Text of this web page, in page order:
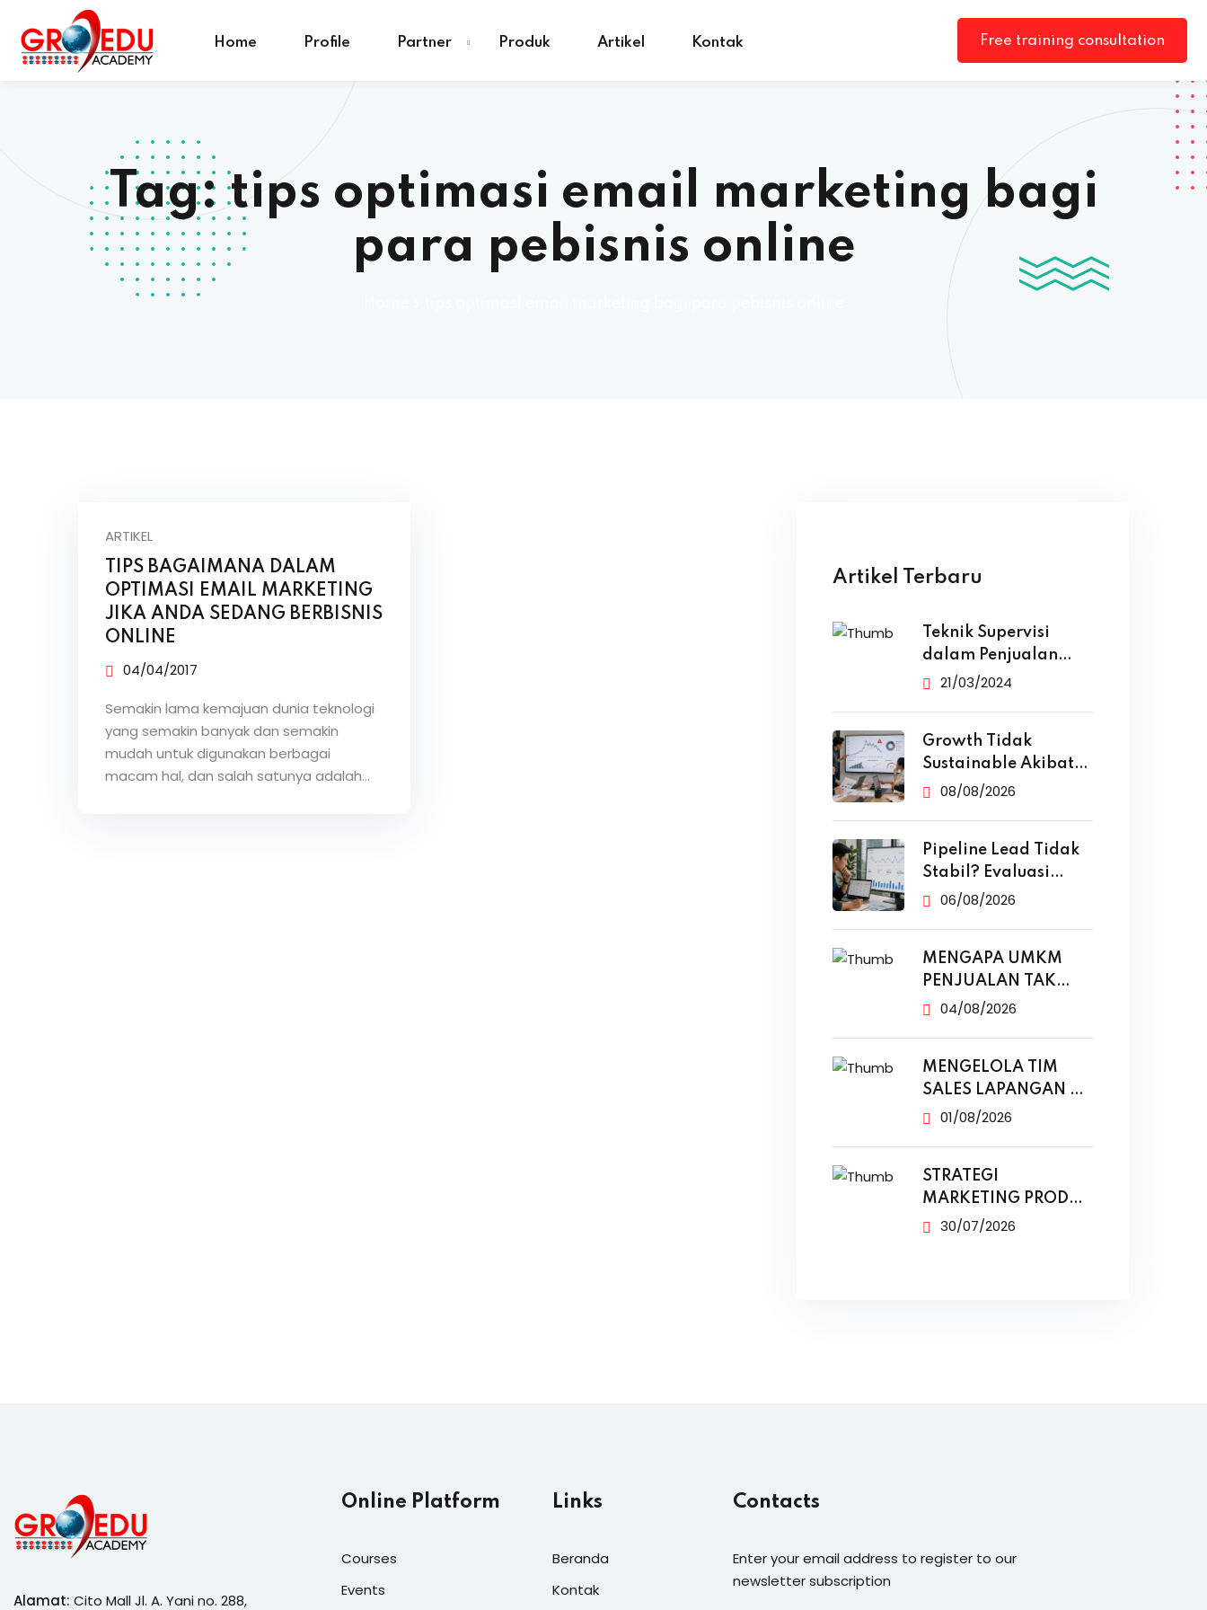
Home Profile Partner Produk Artikel Kontak Free training consultation
Tag:tips optimasi email marketing bagi
para pebisnis online
ARTIKEL
TIPS BAGAIMANA DALAM
OPTIMASI EMAIL MARKETING
JIKA ANDA SEDANG BERBISNIS
ONLINE
04/04/2017
Semakin lama kemajuan dunia teknologi
yang semakin banyak dan semakin
mudah untuk digunakan berbagai
macam hal, dan salah satunya adalah…
Artikel Terbaru
Teknik Supervisi
dalam Penjualan
yang Efektif
21/03/2024
Growth Tidak
Sustainable Akibat
Ketergantungan
08/08/2026
Pipeline Lead Tidak
Stabil? Evaluasi
Funnel Marketing
06/08/2026
MENGAPA UMKM
PENJUALAN TAK
NAIK MESKI SUDAH
04/08/2026
MENGELOLA TIM
SALES LAPANGAN DI
ERA DIGITAL
01/08/2026
STRATEGI
MARKETING PRODUK
MODAL KECIL TANPA
30/07/2026
Alamat: Cito Mall Jl. A. Yani no. 288,
Online Platform
Courses
Events
Links
Beranda
Kontak
Contacts
Enter your email address to register to our
newsletter subscription